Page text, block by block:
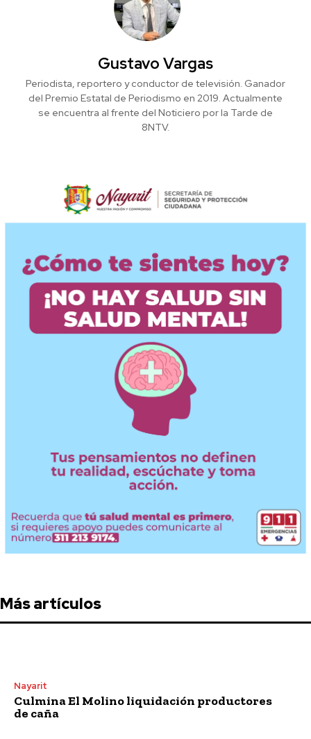
Gustavo Vargas
Periodista, reportero y conductor de televisión. Ganador
del Premio Estatal de Periodismo en 2019. Actualmente
se encuentra al frente del Noticiero por la Tarde de
8NTV.
Más artículos
Nayarit
Culmina El Molino liquidación productores
de caña